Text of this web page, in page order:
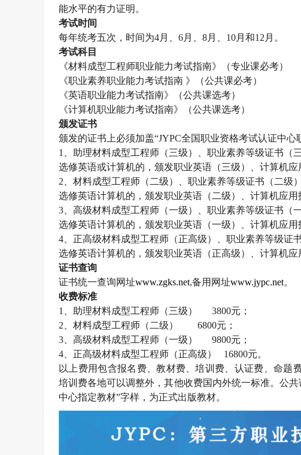
能水平的有力证明。
考试时间
每年统考五次，时间为4月、 6月、 8月、 10月和12 月。
考试科目
《材料成型工程师职业能力考试指南》（专业课必考）
《职业素养职业能力考试指南 》（公共课必考）
《英语职业能力考试指南》（公共课选考）
《计算机职业能力考试指南》（公共课选考）
颁发证书
颁发的证书上必须加盖“JYPC全国职业资格考试认证中心
1
、助理材料成型工程师（三级）、职业素养等级证书（三
选修英语或计算机的，颁发职业英语（三级）、计算机应
2 、材料成型工程师（二级）、职业素养等级证书（二级）
选修英语计算机的，颁发职业英语（二级）、计算机应用
3 、高级材料成型工程师（一级）、职业素养等级证书（一
选修英语计算机的，颁发职业英语（一级）、计算机应用
4 、正高级材料成型工程师（正高级）、职业素养等级证
选修英语计算机的，颁发职业英语（正高级）、计算机应
证书查询
证书统一查询网址www.zgks.net,备用网址www.jypc.net。
收费标准
1
、助理材料成型工程师（三级） 3800元；
2 、材料成型工程师（二级） 6800元；
3 、高级材料成型工程师（一级） 9800元；
4 、正高级材料成型工程师（正高级） 16800元。
以上费用包含报名费、教材费、培训费、认证费、命题
培训费各地可以调整外，其他收费国内外统一标准。公
中心指定教材”字样，为正式出版教材。